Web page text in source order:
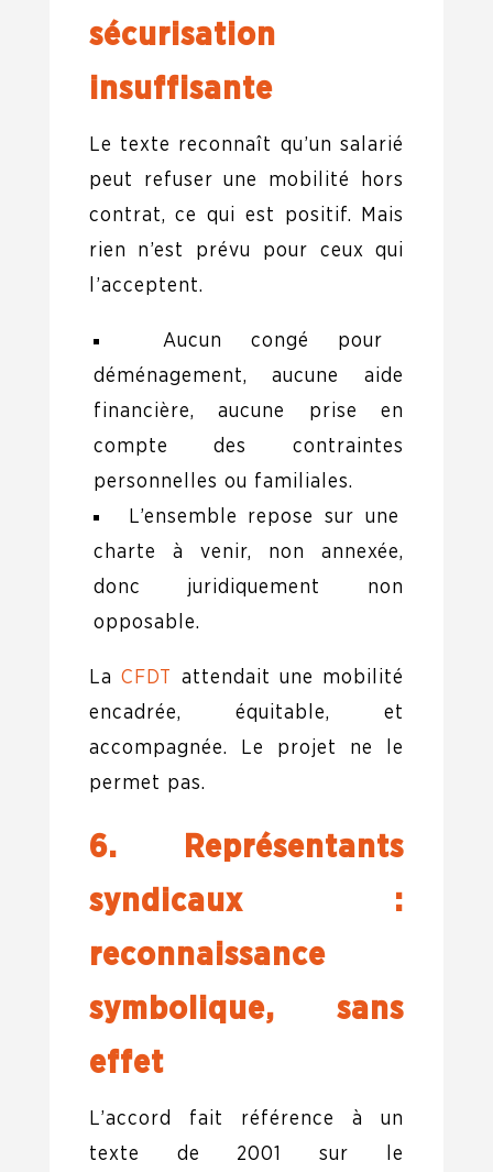
sécurisation
insuffisante
Le texte reconnaît qu’un salarié
peut refuser une mobilité hors
contrat, ce qui est positif. Mais
rien n’est prévu pour ceux qui
l’acceptent.
Aucun congé pour
déménagement, aucune aide
financière, aucune prise en
compte des contraintes
personnelles ou familiales.
L’ensemble repose sur une
charte à venir, non annexée,
donc juridiquement non
opposable.
LaCFDT
attendait une mobilité
encadrée, équitable, et
accompagnée. Le projet ne le
permet pas.
6. Représentants
syndicaux :
reconnaissance
symbolique, sans
effet
L’accord fait référence à un
texte de 2001 sur le